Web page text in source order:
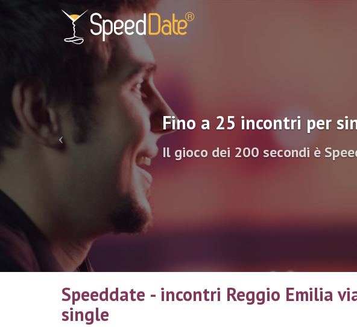
Fino a 25 incontri per
Il gioco dei 200 secondi è
Speeddate - incontri Reggio Emilia
single